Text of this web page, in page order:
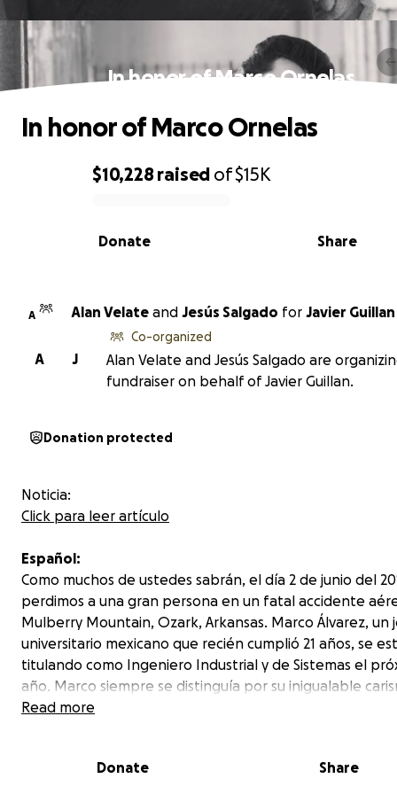
In honor of Marco Ornelas
0% complete
$10,228 raised of$15K
Share
Donate
In honor of Marco Ornelas
A Alan Velate and Jesús Salgado for Javier Guillan
J
A
Co-organized
Alan Velate and Jesús Salgado are
fundraiser on behalf of Javier Guillan.
Donation protected
Noticia:
Click para leer artículo
Español:
Como muchos de ustedes sabrán, el día 2 de junio del
perdimos a una gran persona en un fatal accidente
Mulberry Mountain, Ozark, Arkansas. Marco Álvarez, un
universitario mexicano que recién cumplió 21 años, se
titulando como Ingeniero Industrial y de Sistemas el
año. Marco siempre se distinguía por su inigualable
sentido del humor, lealtad, amistad, gran corazón y por
cumplir; tanto así, que sin pensarlo formó parte del
Read more
Donate Share